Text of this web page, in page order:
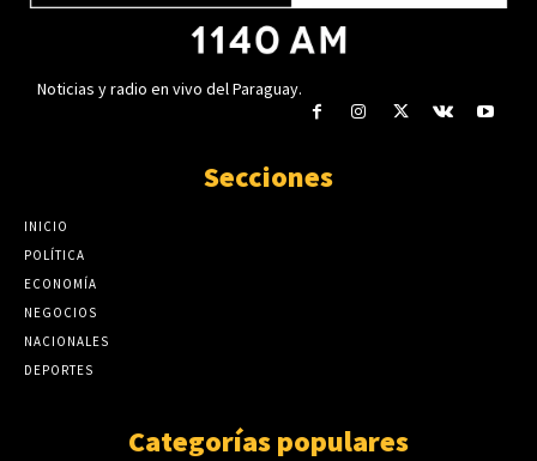
Noticias y radio en vivo del Paraguay.
Secciones
INICIO
POLÍTICA
ECONOMÍA
NEGOCIOS
NACIONALES
DEPORTES
Categorías populares